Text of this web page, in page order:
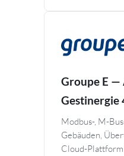
Groupe E —
Gestinergie
Modbus-, M-
Gebäuden,
Cloud-